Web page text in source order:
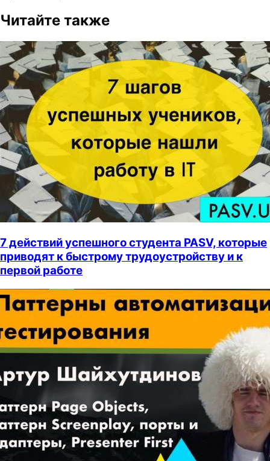
Читайте также
7 действий успешного студента PASV, которые
приводят к быстрому трудоустройству и к
первой работе